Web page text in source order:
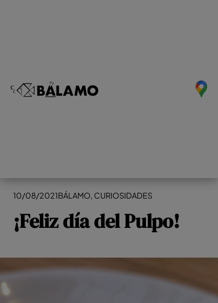
10/08/2021BÁLAMO, CURIOSIDADES
¡Feliz día del Pulpo!